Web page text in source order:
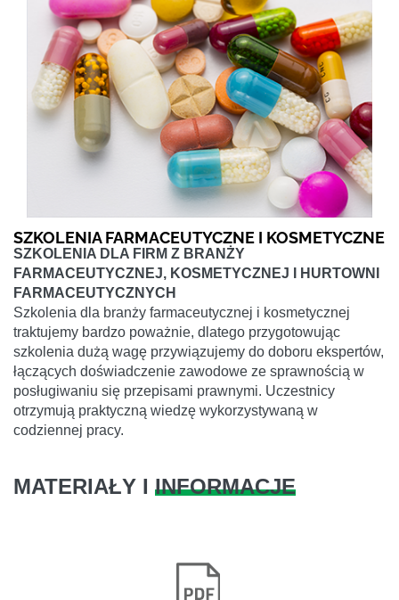
SZKOLENIA FARMACEUTYCZNE I KOSMETYCZNE
SZKOLENIA DLA FIRM Z BRANŻY
FARMACEUTYCZNEJ, KOSMETYCZNEJ I HURTOWNI
FARMACEUTYCZNYCH
Szkolenia dla branży farmaceutycznej i kosmetycznej
traktujemy bardzo poważnie, dlatego przygotowując
szkolenia dużą wagę przywiązujemy do doboru ekspertów,
łączących doświadczenie zawodowe ze sprawnością w
posługiwaniu się przepisami prawnymi. Uczestnicy
otrzymują praktyczną wiedzę wykorzystywaną w
codziennej pracy.
MATERIAŁY I INFORMACJE